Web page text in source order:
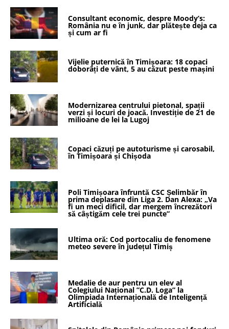
Consultant economic, despre Moody’s:
România nu e în junk, dar plătește deja ca
și cum ar fi
Vijelie puternică în Timișoara: 18 copaci
doborâți de vânt, 5 au căzut peste mașini
Modernizarea centrului pietonal, spații
verzi și locuri de joacă. Investiție de 21 de
milioane de lei la Lugoj
Copaci căzuți pe autoturisme și carosabil,
în Timișoara și Chișoda
Poli Timișoara înfruntă CSC Șelimbăr în
prima deplasare din Liga 2. Dan Alexa: „Va
fi un meci dificil, dar mergem încrezători
să câștigăm cele trei puncte”
Ultima oră: Cod portocaliu de fenomene
meteo severe în județul Timiș
Medalie de aur pentru un elev al
Colegiului Național ”C.D. Loga” la
Olimpiada Internațională de Inteligență
Artificială